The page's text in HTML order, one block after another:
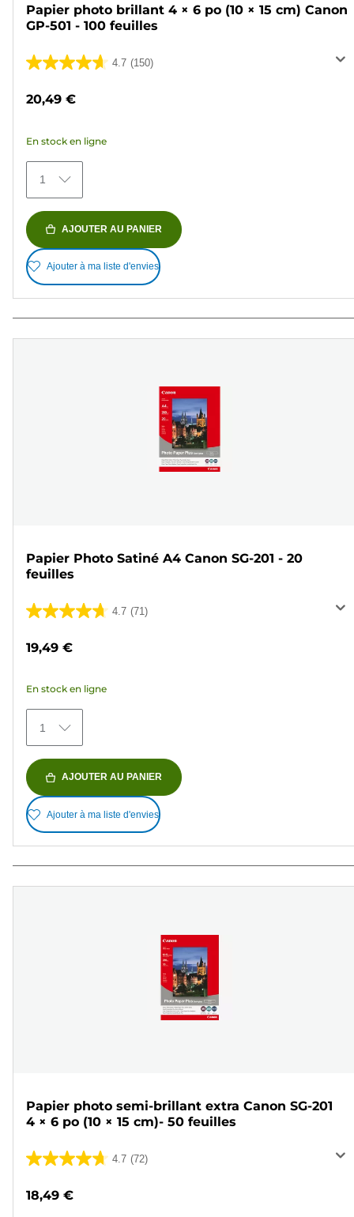
Papier photo brillant 4 × 6 po (10 × 15 cm) Canon
GP-501 - 100 feuilles
4.7 (150)
4.7
150
avis
20,49 €
En stock en ligne
1
AJOUTER AU PANIER
Ajouter à ma liste d'envies
Papier Photo Satiné A4 Canon SG-201 - 20
feuilles
4.7 (71)
4.7
5
71
avis
19,49 €
En stock en ligne
1
AJOUTER AU PANIER
Ajouter à ma liste d'envies
Papier photo semi-brillant extra Canon SG-201
4 × 6 po (10 × 15 cm)- 50 feuilles
4.7 (72)
4.7
18,49 €